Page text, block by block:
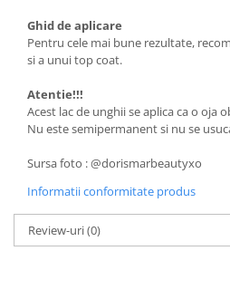
Ghid de aplicare
Pentru cele mai bune rezultate,
si a unui top coat.
Atentie!!!
Acest lac de unghii se aplica ca o oja
Nu este semipermanent si nu se
Sursa foto : @dorismarbeautyxo
Informatii conformitate produs
Review-uri(0)